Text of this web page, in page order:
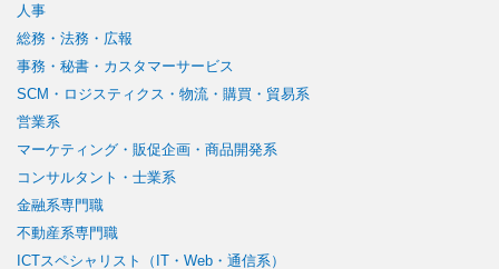
人事
総務・法務・広報
事務・秘書・カスタマーサービス
SCM・ロジスティクス・物流・購買・貿易系
営業系
マーケティング・販促企画・商品開発系
コンサルタント・士業系
金融系専門職
不動産系専門職
ICTスペシャリスト（IT・Web・通信系）